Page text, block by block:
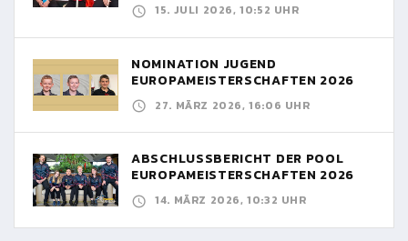
15. JULI 2026, 10:52 UHR
NOMINATION JUGEND
EUROPAMEISTERSCHAFTEN 2026
27. MÄRZ 2026, 16:06 UHR
ABSCHLUSSBERICHT DER POOL
EUROPAMEISTERSCHAFTEN 2026
14. MÄRZ 2026, 10:32 UHR